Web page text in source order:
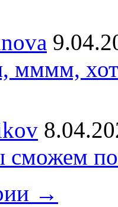
мммм,
сможем
→